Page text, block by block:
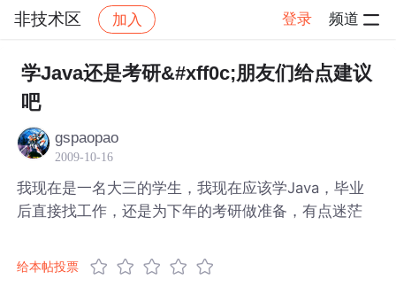
非技术区 加入 登录 频道
社区 非技术区 帖子详情
学Java还是考研&#xff0c;朋友们给点建议
吧
gspaopao
2009-10-16
我现在是一名大三的学生，我现在应该学Java，毕业
后直接找工作，还是为下年的考研做准备，有点迷茫
给本帖投票